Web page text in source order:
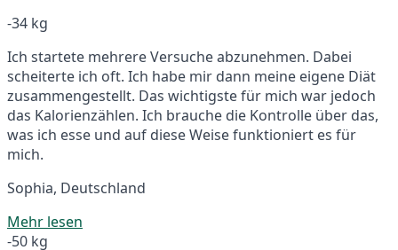
-34 kg
Ich startete mehrere Versuche abzunehmen. Dabei
scheiterte ich oft. Ich habe mir dann meine eigene Diät
zusammengestellt. Das wichtigste für mich war jedoch
das Kalorienzählen. Ich brauche die Kontrolle über das,
was ich esse und auf diese Weise funktioniert es für
mich.
Sophia, Deutschland
Mehr lesen
-50 kg